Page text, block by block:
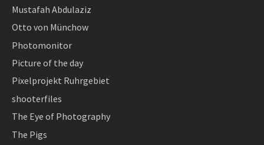
Mustafah Abdulaziz
Otto von Münchow
Photomonitor
Picture of the day
Pixelprojekt Ruhrgebiet
shooterfiles
The Eye of Photography
The Pigs